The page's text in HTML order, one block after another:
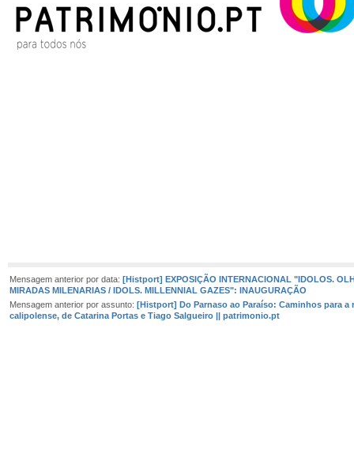
Mensagem anterior por data: [Histport] EXPOSIÇÃO INTERNACIONAL "IDOLOS.
MIRADAS MILENARIAS / IDOLS. MILLENNIAL GAZES": INAUGURAÇÃO
Mensagem anterior por assunto: [Histport] Do Parnaso ao Paraíso: Caminhos para
calipolense, de Catarina Portas e Tiago Salgueiro || patrimonio.pt